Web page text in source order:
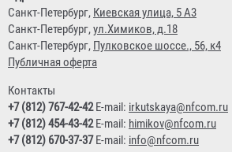
Санкт-Петербург, Киевская улица, 5 А3
Санкт-Петербург,ул.Химиков, д.18
Санкт-Петербург, Пулковское шоссе., 56, к4
Публичная оферта
Контакты
+7 (812) 767-42-42E-mail: irkutskaya@nfcom.ru
+7 (812) 454-43-42E-mail: himikov@nfcom.ru
+7 (812) 670-37-37E-mail: info@nfcom.ru